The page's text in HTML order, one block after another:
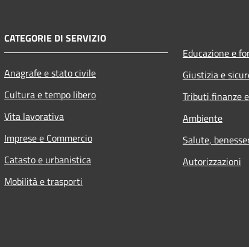
CATEGORIE DI SERVIZIO
Anagrafe e stato civile
Cultura e tempo libero
Vita lavorativa
Imprese e Commercio
Catasto e urbanistica
Mobilità e trasporti
Educazione e
Giustizia e
Tributi,finanze
Ambiente
Salute,
Autorizzazioni